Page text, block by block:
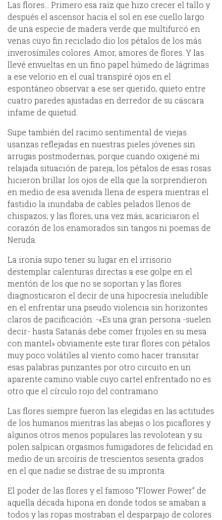
Las flores… Primero esa raíz que hizo crecer el tallo y
después el ascensor hacia el sol en ese cuello largo
de una especie de madera verde que multifurcó en
venas cuyo fin reciclado dio los pétalos de los más
inverosímiles colores. Amor, amores de flores. Y las
llevé envueltas en un fino papel húmedo de lágrimas
a ese velorio en el cual transpiré ojos en el
espontáneo observar a ese ser querido, quieto entre
cuatro paredes ajustadas en derredor de su cáscara
infame de quietud.
Supe también del racimo sentimental de viejas
usanzas reflejadas en nuestras pieles jóvenes sin
arrugas postmodernas, porque cuando oxigené mi
relajada situación de pareja, los pétalos de esas rosas
hicieron brillar los ojos de ella que la sorprendieron
en medio de esa avenida llena de espera mientras el
fastidio la inundaba de cables pelados llenos de
chispazos; y las flores, una vez más, acariciaron el
corazón de los enamorados sin tangos ni poemas de
Neruda.
La ironía supo tener su lugar en el irrisorio
destemplar calenturas directas a ese golpe en el
mentón de los que no se soportan y las flores
diagnosticaron el decir de una hipocresía ineludible
en el enfrentar una pseudo violencia sin horizontes
claros de pacificación: -«Es una gran persona -suelen
decir- hasta Satanás debe comer frijoles en su mesa
con mantel» obviamente este tirar flores con pétalos
muy poco volátiles al viento como hacer transitar
esas palabras punzantes por otro circuito en un
aparente camino viable cuyo cartel enfrentado no es
otro que el círculo rojo del contramano.
Las flores siempre fueron las elegidas en las actitudes
de los humanos mientras las abejas o los picaflores y
algunos otros menos populares las revolotean y su
polen salpican orgasmos fumigadores de felicidad en
medio de un arcoíris de trescientos sesenta grados
en el que nadie se distrae de su impronta.
El poder de las flores y el famoso “Flower Power” de
aquella década hipona en donde todos se amaban a
todos y las ropas mostraban el desparpajo de colores